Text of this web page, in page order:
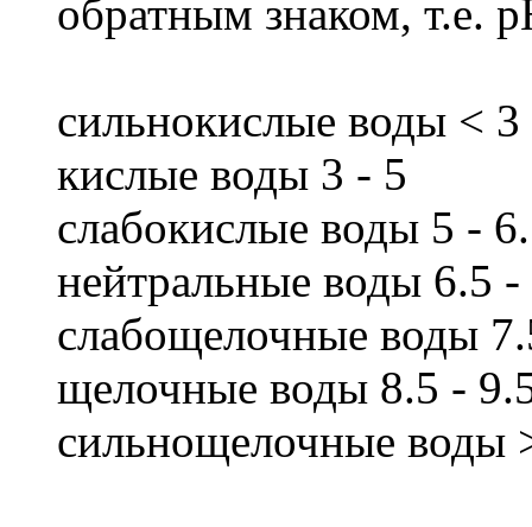
обратным знаком, т.е.
сильнокислые воды < 3
кислые воды 3 - 5
слабокислые воды 5 -
нейтральные воды 6.5 -
слабощелочные воды
щелочные воды 8.5 -
сильнощелочные воды